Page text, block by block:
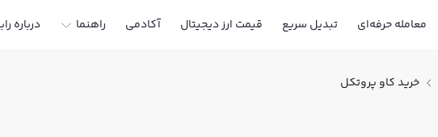
معامله حرفه‌ای تبدیل سریع قیمت ارز دیجیتال آکادمی راهنما درباره
خرید کاو پروتکل